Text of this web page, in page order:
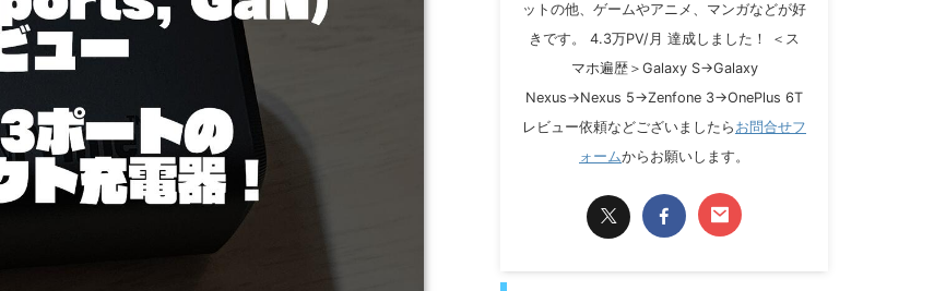
ットの他、ゲームやアニメ、マンガなどが好
きです。 4.3万PV/月 達成しました！ ＜ス
マホ遍歴＞Galaxy S→Galaxy
Nexus→Nexus 5→Zenfone 3→OnePlus 6T
レビュー依頼などございましたら お問合せフ
ォームからお願いします。